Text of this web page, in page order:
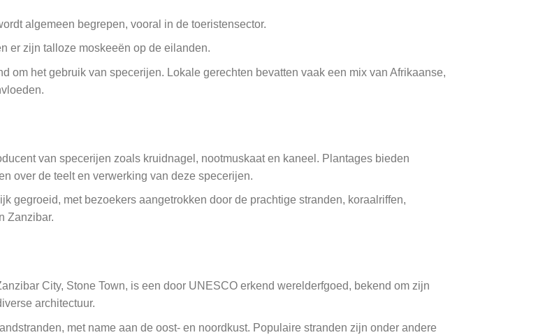
algemeen begrepen, vooral in de toeristensector.
er zijn talloze moskeeën op de eilanden.
om het gebruik van specerijen. Lokale gerechten bevatten vaak een mix van Afrikaanse,
van specerijen zoals kruidnagel, nootmuskaat en kaneel. Plantages bieden
over de teelt en verwerking van deze specerijen.
gegroeid, met bezoekers aangetrokken door de prachtige stranden, koraalriffen,
Zanzibar.
City, Stone Town, is een door UNESCO erkend werelderfgoed, bekend om zijn
architectuur.
met name aan de oost- en noordkust. Populaire stranden zijn onder andere